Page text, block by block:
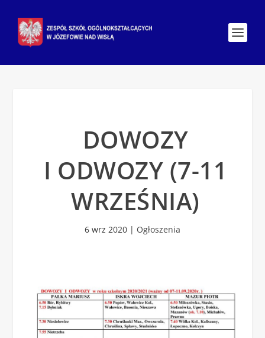
DOWOZY
I ODWOZY (7-11
WRZEŚNIA)
6 wrz 2020 | Ogłoszenia